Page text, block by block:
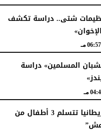
شتى.. دراسة تكشف
06:57 مـ
المسلمين» دراسة
مـ
الإدارة الذاتية: بريطانيا تتسلم 3 أطفال من